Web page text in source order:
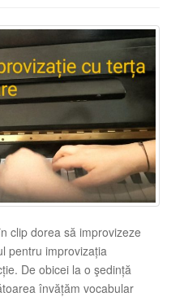
clip dorea să improvizeze
pentru improvizația
De obicei la o şedință
învățăm vocabular